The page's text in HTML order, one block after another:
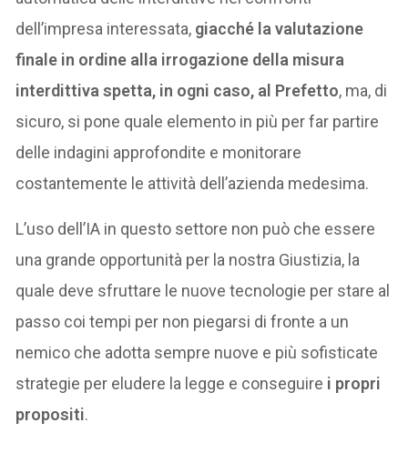
dell’impresa interessata, giacché la valutazione
finale in ordine alla irrogazione della misura
interdittiva spetta, in ogni caso, al Prefetto, ma, di
sicuro, si pone quale elemento in più per far partire
delle indagini approfondite e monitorare
costantemente le attività dell’azienda medesima.
L’uso dell’IA in questo settore non può che essere
una grande opportunità per la nostra Giustizia, la
quale deve sfruttare le nuove tecnologie per stare al
passo coi tempi per non piegarsi di fronte a un
nemico che adotta sempre nuove e più sofisticate
strategie per eludere la legge e conseguire i propri
propositi.